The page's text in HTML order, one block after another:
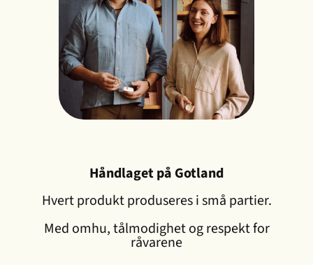
Håndlaget på Gotland
Hvert produkt produseres i små partier.
Med omhu, tålmodighet og respekt for
råvarene